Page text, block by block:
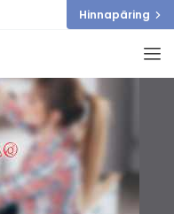
Hinnapäring